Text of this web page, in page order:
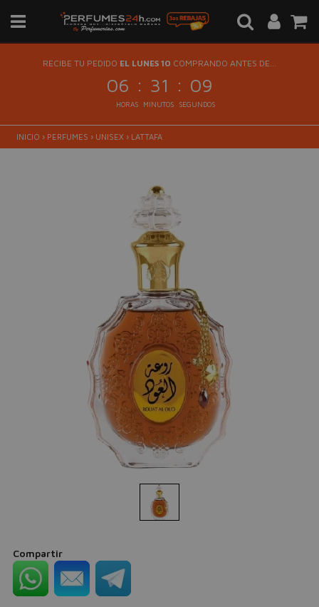
RECIBE TU PEDIDO EL LUNES 10 COMPRANDO ANTES DE...
06 : 31 : 09
HORAS MINUTOS SEGUNDOS
INICIO › PERFUMES › UNISEX › LATTAFA
Compartir